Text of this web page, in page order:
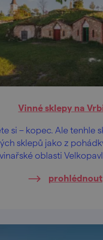
Vinné sklepy na
si – kopec. Ale tenhle
sklepů jako z
vinařské oblasti
prohlédnout